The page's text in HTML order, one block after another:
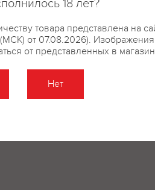
18 лет?
товара представлена на
от 07.08.2026).
от представленных в
Нет